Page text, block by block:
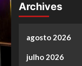
Archives
agosto 2026
julho 2026